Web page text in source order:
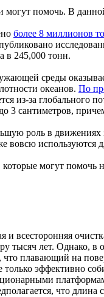
помочь. В
более 8 миллионов
в 245,000 тонн.
среды
океанов. По
из-за
3 сантиметров,
роль в
используются
могут
и всесторонняя
тысяч лет. Однако,
что плавающий на
только эффективно
что длина